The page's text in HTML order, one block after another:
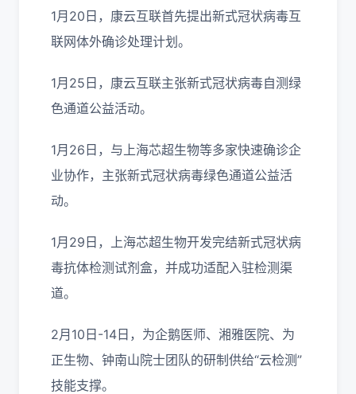
1月20日，康云互联首先提出新式冠状病毒互
联网体外确诊处理计划。
1月25日，康云互联主张新式冠状病毒自测绿
色通道公益活动。
1月26日，与上海芯超生物等多家快速确诊企
业协作，主张新式冠状病毒绿色通道公益活
动。
1月29日，上海芯超生物开发完结新式冠状病
毒抗体检测试剂盒，并成功适配入驻检测渠
道。
2月10日-14日，为企鹅医师、湘雅医院、为
正生物、钟南山院士团队的研制供给“云检测”
技能支撑。